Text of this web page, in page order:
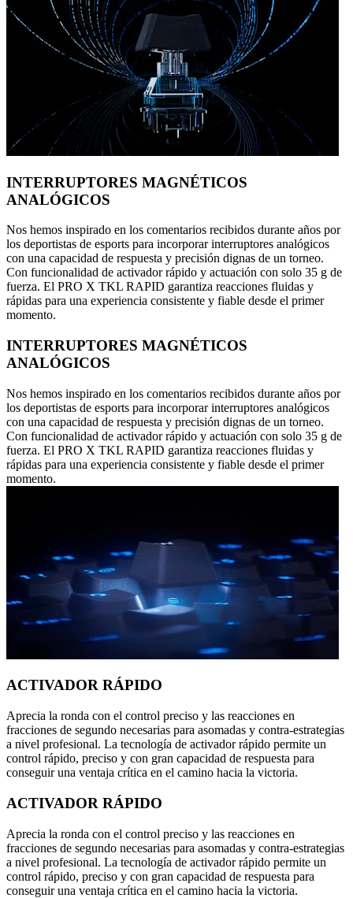
INTERRUPTORES MAGNÉTICOS
ANALÓGICOS
Nos hemos inspirado en los comentarios recibidos durante años por
los deportistas de esports para incorporar interruptores analógicos
con una capacidad de respuesta y precisión dignas de un torneo.
Con funcionalidad de activador rápido y actuación con solo 35 g de
fuerza. El PRO X TKL RAPID garantiza reacciones fluidas y
rápidas para una experiencia consistente y fiable desde el primer
momento.
INTERRUPTORES MAGNÉTICOS
ANALÓGICOS
Nos hemos inspirado en los comentarios recibidos durante años por
los deportistas de esports para incorporar interruptores analógicos
con una capacidad de respuesta y precisión dignas de un torneo.
Con funcionalidad de activador rápido y actuación con solo 35 g de
fuerza. El PRO X TKL RAPID garantiza reacciones fluidas y
rápidas para una experiencia consistente y fiable desde el primer
momento.
ACTIVADOR RÁPIDO
Aprecia la ronda con el control preciso y las reacciones en
fracciones de segundo necesarias para asomadas y contra-estrategias
a nivel profesional. La tecnología de activador rápido permite un
control rápido, preciso y con gran capacidad de respuesta para
conseguir una ventaja crítica en el camino hacia la victoria.
ACTIVADOR RÁPIDO
Aprecia la ronda con el control preciso y las reacciones en
fracciones de segundo necesarias para asomadas y contra-estrategias
a nivel profesional. La tecnología de activador rápido permite un
control rápido, preciso y con gran capacidad de respuesta para
conseguir una ventaja crítica en el camino hacia la victoria.